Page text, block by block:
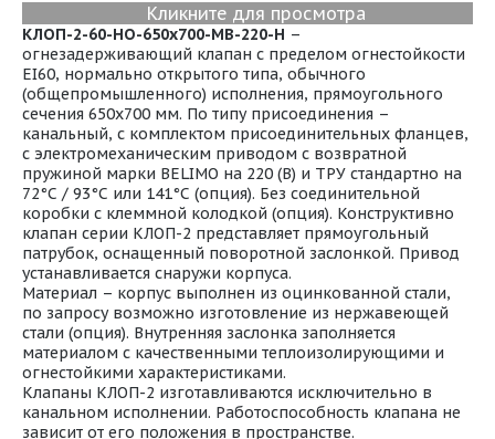
Кликните для просмотра
КЛОП-2-60-НО-650х700-МВ-220-Н –
огнезадерживающий клапан с пределом огнестойкости
EI60, нормально открытого типа, обычного
(общепромышленного) исполнения, прямоугольного
сечения 650х700 мм. По типу присоединения –
канальный, с комплектом присоединительных фланцев,
с электромеханическим приводом с возвратной
пружиной марки BELIMO на 220 (В) и ТРУ стандартно на
72°С / 93°С или 141°С (опция). Без соединительной
коробки с клеммной колодкой (опция). Конструктивно
клапан серии КЛОП-2 представляет прямоугольный
патрубок, оснащенный поворотной заслонкой. Привод
устанавливается снаружи корпуса.
Материал – корпус выполнен из оцинкованной стали,
по запросу возможно изготовление из нержавеющей
стали (опция). Внутренняя заслонка заполняется
материалом с качественными теплоизолирующими и
огнестойкими характеристиками.
Клапаны КЛОП-2 изготавливаются исключительно в
канальном исполнении. Работоспособность клапана не
зависит от его положения в пространстве.